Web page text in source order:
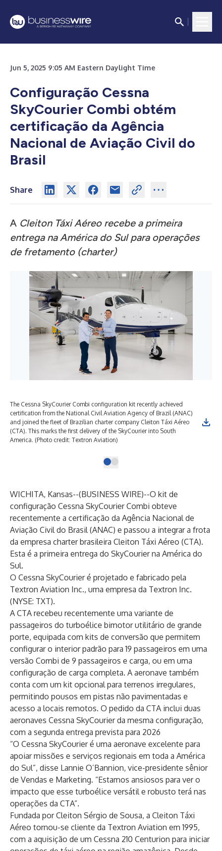
Jun 5, 2025 9:05 AM Eastern Daylight Time
Configuração Cessna
SkyCourier Combi obtém
certificação da Agência
Nacional de Aviação Civil do
Brasil
Share
A Cleiton Táxi Aéreo recebe a primeira
entrega na América do Sul para operações
de fretamento (charter)
The Cessna SkyCourier Combi configuration kit recently achieved
certification from the National Civil Aviation Agency of Brazil (ANAC)
and joined the fleet of Brazilian charter company Cleiton Táxi Aéreo
(CTA). This marks the first delivery of the SkyCourier into South
America. (Photo credit: Textron Aviation)
WICHITA, Kansas--(BUSINESS WIRE)--O kit de
configuração Cessna SkyCourierCombi obteve
recentemente a certificação da Agência Nacional de
Aviação Civil do Brasil (ANAC) e passou a integrar a frota
da empresa charter brasileira Cleiton Táxi Aéreo (CTA).
Esta é a primeira entrega do SkyCourier na América do
Sul.
O Cessna SkyCourier é projetado e fabricado pela
Textron Aviation Inc., uma empresa da Textron Inc.
(NYSE: TXT).
A CTA recebeu recentemente uma variante de
passageiros do turboélice bimotor utilitário de grande
porte, equipada com kits de conversão que permitem
configurar o interior padrão para 19 passageiros em uma
versão Combi de 9 passageiros e carga, ou em uma
configuração de carga completa. A aeronave também
conta com um kit opcional para terrenos irregulares,
permitindo pousos em pistas não pavimentadas e
acesso a locais remotos. O pedido da CTA inclui duas
aeronaves Cessna SkyCourier da mesma configuração,
com a segunda entrega prevista para 2026
“O Cessna SkyCourier é uma aeronave excelente para
apoiar missões e serviços regionais em toda a América
do Sul”, disse Lannie O’Bannion, vice-presidente sênior
de Vendas e Marketing. “Estamos ansiosos para ver o
impacto que esse turboélice versátil e robusto terá nas
operações da CTA”.
Fundada por Cleiton Sérgio de Sousa, a Cleiton Táxi
Aéreo tornou-se cliente da Textron Aviation em 1995,
com a aquisição de um Cessna 210 Centurion para iniciar